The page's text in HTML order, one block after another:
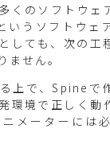
くのソフトウェ
いうソフトウェ
しても、次の工
ません。
上で、Spineで
環境で正しく動
メーターには